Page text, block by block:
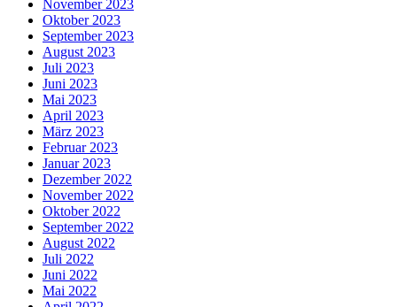
November 2023
Oktober 2023
September 2023
August 2023
Juli 2023
Juni 2023
Mai 2023
April 2023
März 2023
Februar 2023
Januar 2023
Dezember 2022
November 2022
Oktober 2022
September 2022
August 2022
Juli 2022
Juni 2022
Mai 2022